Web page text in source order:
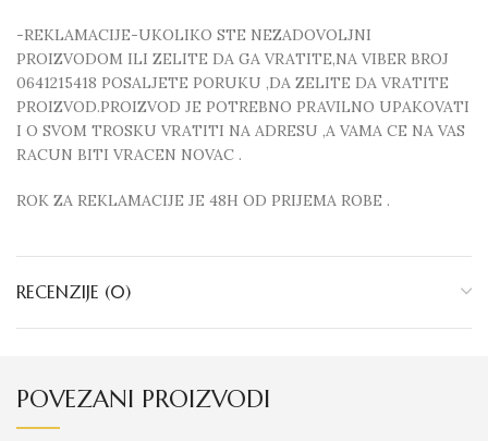
-REKLAMACIJE-UKOLIKO STE NEZADOVOLJNI
PROIZVODOM ILI ZELITE DA GA VRATITE,NA VIBER BROJ
0641215418 POSALJETE PORUKU ,DA ZELITE DA VRATITE
PROIZVOD.PROIZVOD JE POTREBNO PRAVILNO UPAKOVATI
I O SVOM TROSKU VRATITI NA ADRESU ,A VAMA CE NA VAS
RACUN BITI VRACEN NOVAC .
ROK ZA REKLAMACIJE JE 48H OD PRIJEMA ROBE .
RECENZIJE (0)
POVEZANI PROIZVODI